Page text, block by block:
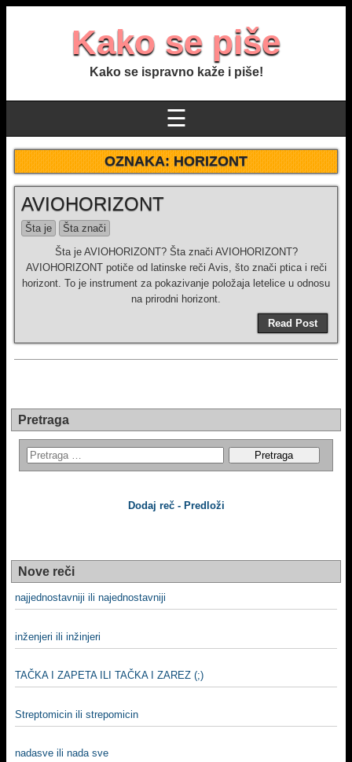
Kako se piše
Kako se ispravno kaže i piše!
☰
OZNAKA:HORIZONT
AVIOHORIZONT
Šta je
Šta znači
Šta je AVIOHORIZONT? Šta znači AVIOHORIZONT?
AVIOHORIZONT potiče od latinske reči Avis, što znači ptica i reči
horizont. To je instrument za pokazivanje položaja letelice u odnosu
na prirodni horizont.
Read Post
Pretraga
Dodaj reč - Predloži
Nove reči
najjednostavniji ili najednostavniji
inženjeri ili inžinjeri
TAČKA I ZAPETA ILI TAČKA I ZAREZ (;)
Streptomicin ili strepomicin
nadasve ili nada sve